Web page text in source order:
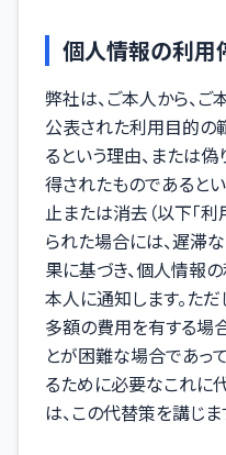
個人情報の利用
弊社は、ご本人から、
公表された利用目的の
るという理由、または
得されたものであると
止または消去（以下「利
られた場合には、遅滞
果に基づき、個人情報
本人に通知します。た
多額の費用を有する場
とが困難な場合であっ
るために必要なこれに
は、この代替策を講じま